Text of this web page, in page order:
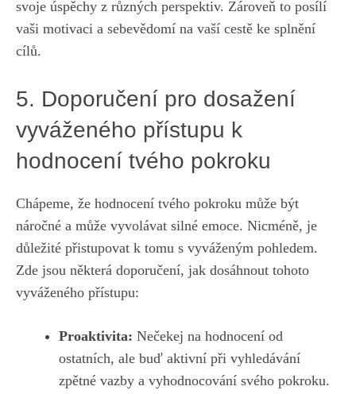
svoje úspěchy​ z různých perspektiv. ‌Zároveň⁤ to posílí
vaši⁢ motivaci a ‌sebevědomí‍ na vaší cestě ke splnění
cílů.
5. ⁣Doporučení pro dosažení
vyváženého přístupu k ​
hodnocení tvého pokroku
Chápeme, že‍ hodnocení​ tvého pokroku může být
⁤náročné ⁣a může vyvolávat silné ⁤emoce.⁤ Nicméně, je
důležité‌ přistupovat k tomu ⁢s vyváženým pohledem.
Zde‍ jsou⁢ některá doporučení,⁤ jak‌ dosáhnout tohoto
vyváženého ‍přístupu:
Proaktivita: Nečekej na hodnocení od
ostatních, ale ​buď​ aktivní při vyhledávání
zpětné vazby a vyhodnocování svého pokroku.